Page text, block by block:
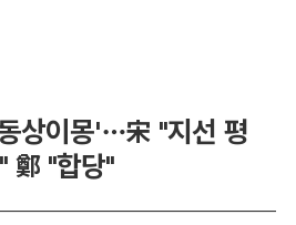
상이몽'…宋 "지선 평
鄭 "합당"